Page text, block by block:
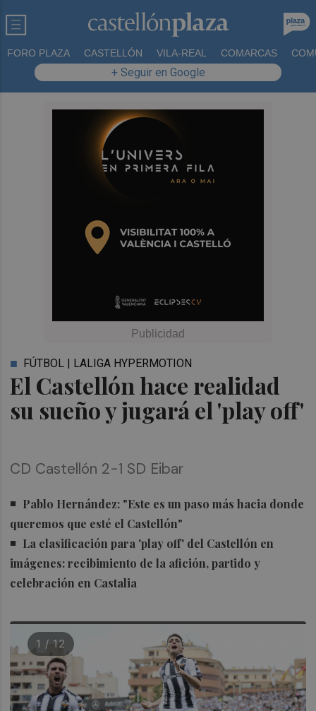
FORO PLAZA CASTELLÓN VILA-REAL COMARCAS
+ Seguir en Google
El Castellón hace realidad
su sueño y jugará el 'play off'
FÚTBOL | LALIGA HYPERMOTION
CD Castellón 2-1 SD Eibar
Pablo Hernández: "Este es un paso más hacia donde
queremos que esté el Castellón"
La clasificación para 'play off' del Castellón en
imágenes: recibimiento de la afición, partido y
celebración en Castalia
1 / 12